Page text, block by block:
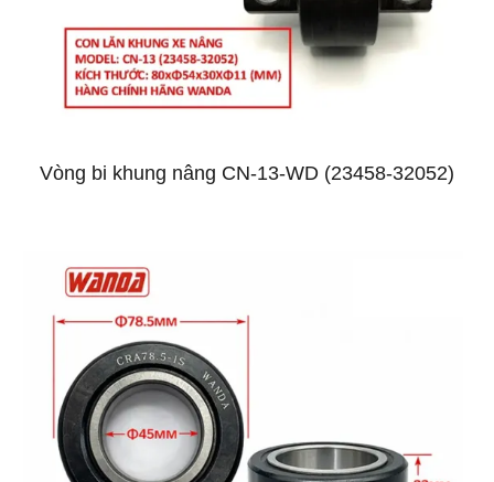
Vòng bi khung nâng CN-13-WD (23458-32052)